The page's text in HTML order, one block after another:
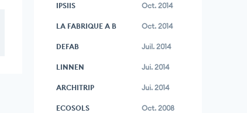
IPSIIS Oct. 2014
LA FABRIQUE A B Oct. 2014
DEFAB Juil. 2014
LINNEN Jui. 2014
ARCHITRIP Jui. 2014
ECOSOLS Oct. 2008